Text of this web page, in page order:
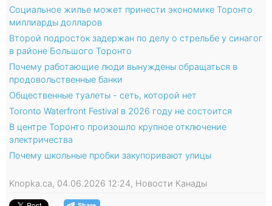
Социальное жилье может принести экономике Торонто
миллиарды долларов
Второй подросток задержан по делу о стрельбе у синагог
в районе Большого Торонто
Почему работающие люди вынуждены обращаться в
продовольственные банки
Общественные туалеты - сеть, которой нет
Toronto Waterfront Festival в 2026 году не состоится
В центре Торонто произошло крупное отключение
электричества
Почему школьные пробки закупоривают улицы
Knopka.ca, 04.06.2026 12:24, Новости Канады